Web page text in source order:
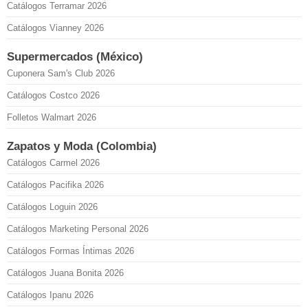
Catálogos Terramar 2026
Catálogos Vianney 2026
Supermercados (México)
Cuponera Sam's Club 2026
Catálogos Costco 2026
Folletos Walmart 2026
Zapatos y Moda (Colombia)
Catálogos Carmel 2026
Catálogos Pacifika 2026
Catálogos Loguin 2026
Catálogos Marketing Personal 2026
Catálogos Formas Íntimas 2026
Catálogos Juana Bonita 2026
Catálogos Ipanu 2026